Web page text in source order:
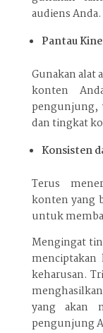
audiens Anda.
Pantau
Gunakan alat
konten
pengunjung,
dan tingkat
Konsisten
Terus
konten yang
untuk
Mengingat
keharusan.
yang akan
pengunjung